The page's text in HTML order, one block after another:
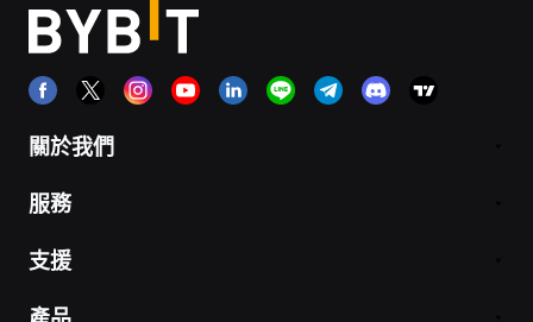
關於我們
服務
支援